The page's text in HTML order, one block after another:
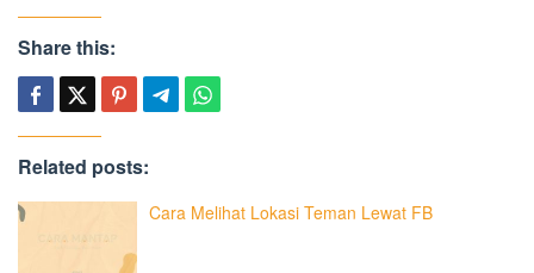
Share this:
Related posts:
Cara Melihat Lokasi Teman Lewat FB